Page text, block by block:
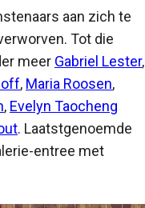
aan zich te
Tot die
meer Gabriel Lester,
, Maria Roosen,
, Evelyn Taocheng
. Laatstgenoemde
entree met